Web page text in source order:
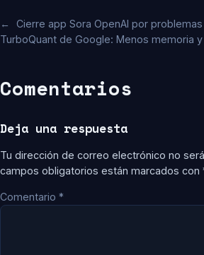
←
Cierre app Sora OpenAI por
TurboQuant de Google: Menos memoria
Comentarios
Deja una respuesta
Tu dirección de correo electrónico no
campos obligatorios están marcados con
Comentario *